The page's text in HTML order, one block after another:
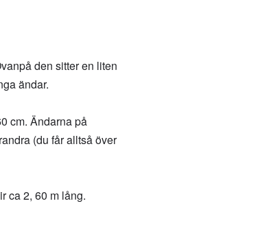
den sitter en liten
ändar.
cm. Ändarna på
(du får alltså över
ca 2, 60 m lång.